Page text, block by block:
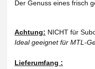
Der Genuss eines frisch
Achtung: NICHT für
Ideal geeignet für MTL-
Lieferumfang :